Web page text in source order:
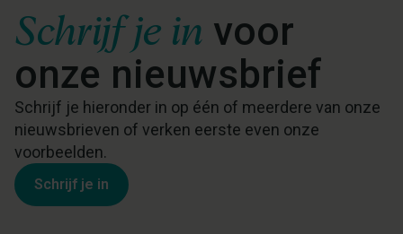
Schrijf je in voor
onze nieuwsbrief
Schrijf je hieronder in op één of meerdere van onze
nieuwsbrieven of verken eerste even onze
voorbeelden.
Schrijf je in